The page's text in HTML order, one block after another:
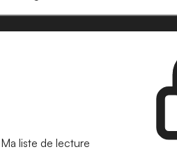
Ma liste de lecture